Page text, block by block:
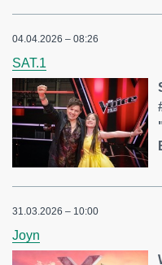
04.04.2026 – 08:26
SAT.1
31.03.2026 – 10:00
Joyn